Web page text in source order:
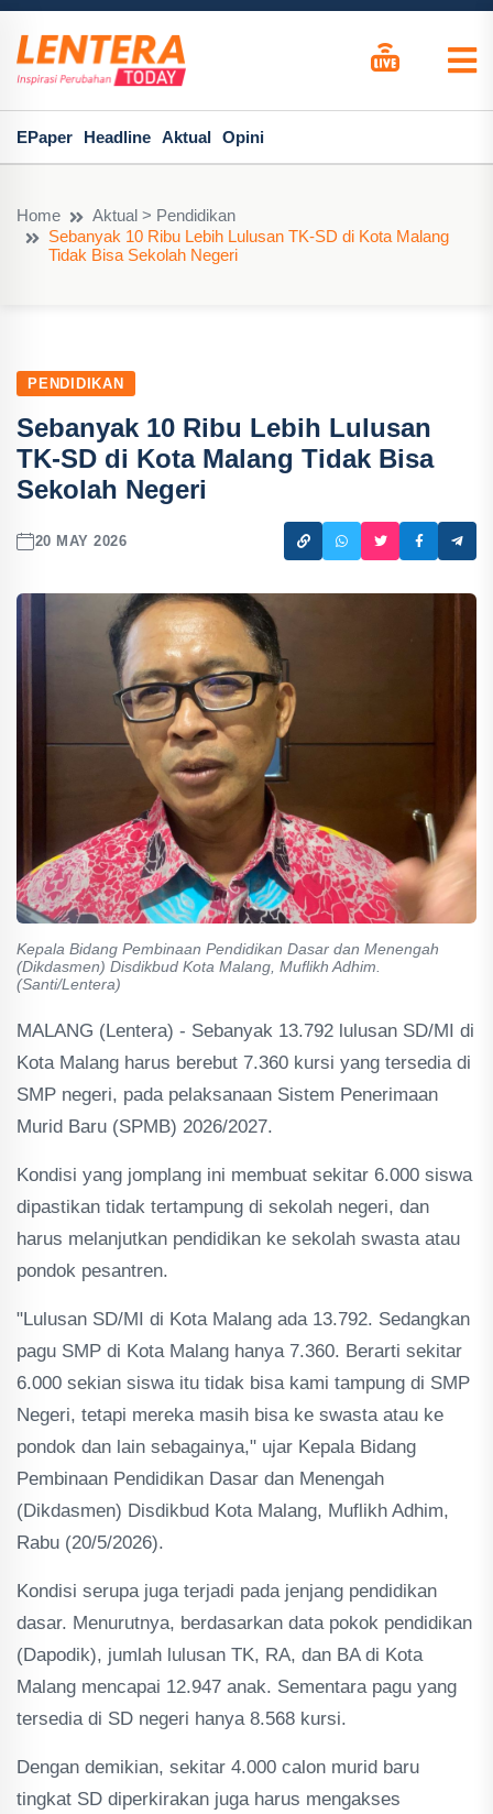
EPaper Headline Aktual Opini
Home
Aktual > Pendidikan
Sebanyak 10 Ribu Lebih Lulusan TK-SD di Kota Malang
Tidak Bisa Sekolah Negeri
PENDIDIKAN
Sebanyak 10 Ribu Lebih Lulusan
TK-SD di Kota Malang Tidak Bisa
Sekolah Negeri
20 MAY 2026
Kepala Bidang Pembinaan Pendidikan Dasar dan Menengah
(Dikdasmen) Disdikbud Kota Malang, Muflikh Adhim.
(Santi/Lentera)
MALANG (Lentera) - Sebanyak 13.792 lulusan SD/MI di
Kota Malang harus berebut 7.360 kursi yang tersedia di
SMP negeri, pada pelaksanaan Sistem Penerimaan
Murid Baru (SPMB) 2026/2027.
Kondisi yang jomplang ini membuat sekitar 6.000 siswa
dipastikan tidak tertampung di sekolah negeri, dan
harus melanjutkan pendidikan ke sekolah swasta atau
pondok pesantren.
"Lulusan SD/MI di Kota Malang ada 13.792. Sedangkan
pagu SMP di Kota Malang hanya 7.360. Berarti sekitar
6.000 sekian siswa itu tidak bisa kami tampung di SMP
Negeri, tetapi mereka masih bisa ke swasta atau ke
pondok dan lain sebagainya," ujar Kepala Bidang
Pembinaan Pendidikan Dasar dan Menengah
(Dikdasmen) Disdikbud Kota Malang, Muflikh Adhim,
Rabu (20/5/2026).
Kondisi serupa juga terjadi pada jenjang pendidikan
dasar. Menurutnya, berdasarkan data pokok pendidikan
(Dapodik), jumlah lulusan TK, RA, dan BA di Kota
Malang mencapai 12.947 anak. Sementara pagu yang
tersedia di SD negeri hanya 8.568 kursi.
Dengan demikian, sekitar 4.000 calon murid baru
tingkat SD diperkirakan juga harus mengakses